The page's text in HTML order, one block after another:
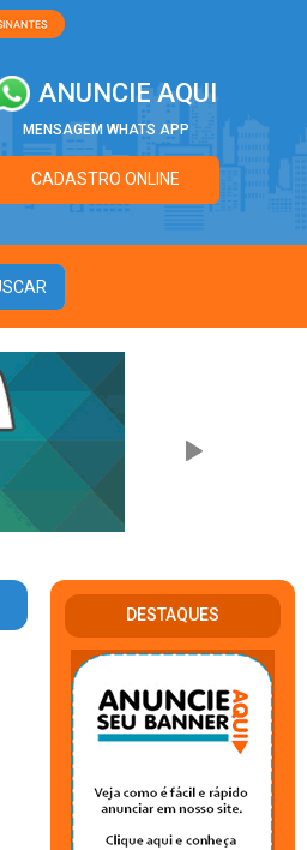
ANUNCIE AQUI
MENSAGEM WHATS APP
CADASTRO ONLINE
DESTAQUES